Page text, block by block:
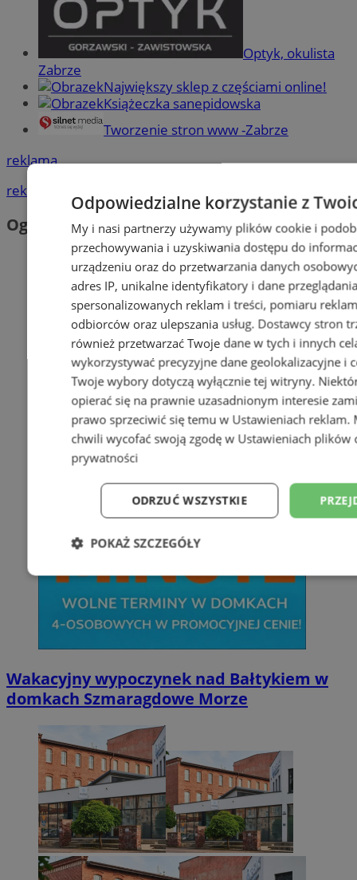
Optyk, okulista
Zabrze
Największy sklep z częściami online!
Książeczka sanepidowska
Tworzenie stron www -Zabrze
reklama
reklama
Ogłoszenia
Wakacyjny wypoczynek nad Bałtykiem w
domkach Szmaragdowe Morze
Odpowiedzialne korzystanie z
My i nasi partnerzy używamy plików cookie i
przechowywania i uzyskiwania dostępu do
urządzeniu oraz do przetwarzania danych
adres IP, unikalne identyfikatory i dane
spersonalizowanych reklam i treści, pomiaru
odbiorców oraz ulepszania usług. Dostawcy stron
również przetwarzać Twoje dane w tych i innych
wykorzystywać precyzyjne dane geolokalizacyjne i
Twoje wybory dotyczą wyłącznie tej witryny.
opierać się na prawnie uzasadnionym interesie
prawo sprzeciwić się temu w Ustawieniach reklam.
chwili wycofać swoją zgodę w Ustawieniach plików
prywatności
ODRZUĆ WSZYSTKIE
POKAŻ SZCZEGÓŁY
Niezbędne Wydajność
Niezbędne Wydajność Targetowanie
Niezbędne pliki cookie umożliwiają korzystanie z podstawowych
takich jak logowanie użytkownika i zarządzanie kontem. Bez
można prawidłowo korzystać ze strony internetowej.
Nazwa
Provider/
Domena
SessID
zabrze.com.pl